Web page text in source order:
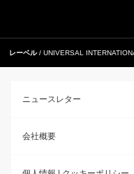
レーベル UNIVERSAL
ニュースレター
会社概要